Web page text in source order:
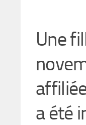
Une
a été